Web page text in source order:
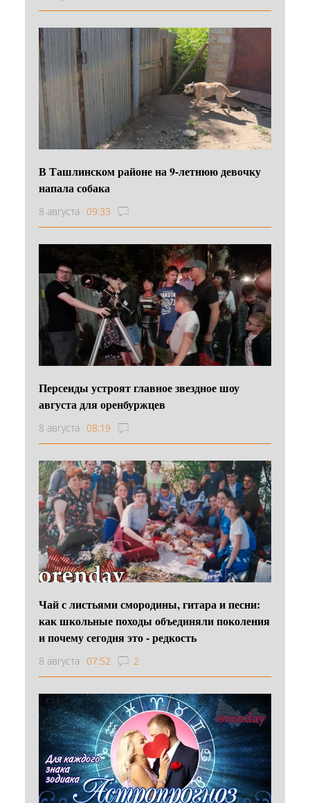
В Ташлинском районе на 9-летнюю девочку
напала собака
8 августа 09:33
Персеиды устроят главное звездное шоу
августа для оренбуржцев
8 августа 08:19
Чай с листьями смородины, гитара и песни:
как школьные походы объединяли поколения
и почему сегодня это - редкость
8 августа 07:52 2